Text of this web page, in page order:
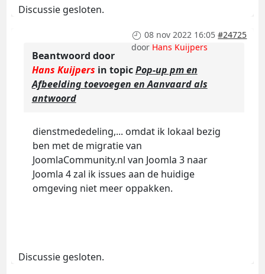
Discussie gesloten.
08 nov 2022 16:05 #24725
door Hans Kuijpers
Beantwoord door
Hans Kuijpers in topicPop-up pm en
Afbeelding toevoegen en Aanvaard als
antwoord
dienstmededeling,... omdat ik lokaal bezig
ben met de migratie van
JoomlaCommunity.nl van Joomla 3 naar
Joomla 4 zal ik issues aan de huidige
omgeving niet meer oppakken.
Discussie gesloten.